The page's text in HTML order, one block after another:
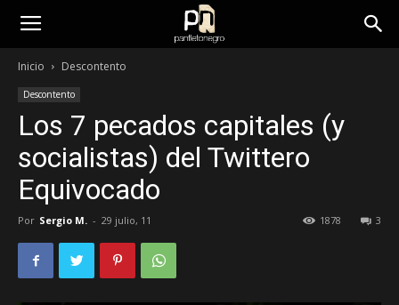
panfletonegro
Inicio Descontento
Descontento
Los 7 pecados capitales (y
socialistas) del Twittero
Equivocado
Por Sergio M. - 29 julio, 11 3
1878